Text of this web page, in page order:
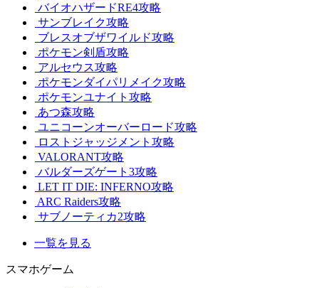
バイオハザードRE4攻略
サンブレイク攻略
ブレスオブザワイルド攻略
ポケモン剣盾攻略
アルセウス攻略
ポケモンダイパリメイク攻略
ポケモンユナイト攻略
あつ森攻略
ユニコーンオーバーロード攻略
ロストジャッジメント攻略
VALORANT攻略
バルダーズゲート3攻略
LET IT DIE: INFERNO攻略
ARC Raiders攻略
サブノーティカ2攻略
一覧を見る
スマホゲーム